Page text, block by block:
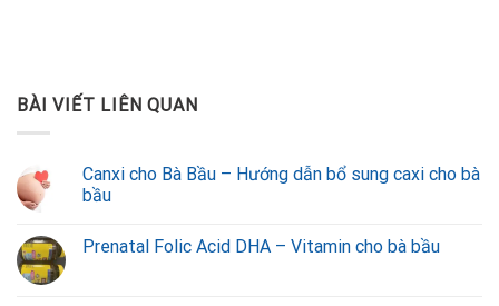
BÀI VIẾT LIÊN QUAN
Canxi cho Bà Bầu – Hướng dẫn bổ sung caxi cho bà
bầu
Prenatal Folic Acid DHA – Vitamin cho bà bầu